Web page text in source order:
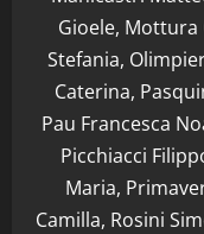
Gioele, Mottura
Stefania,
Caterina,
Pau Francesca
Picchiacci
Maria,
Camilla, Rosini